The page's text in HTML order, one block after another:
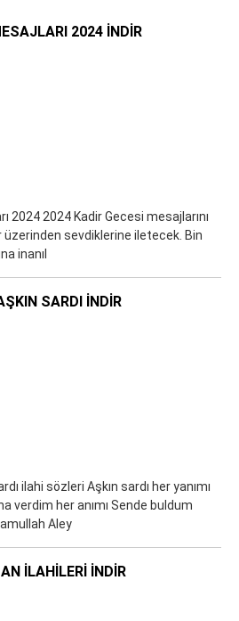
2024 İNDIR
2024 2024 Kadir Gecesi mesajlarını
sevdiklerine iletecek. Bin
inanıl
SARDI İNDIR
ilahi sözleri Aşkın sardı her yanımı
verdim her anımı Sende buldum
Aley
İLAHILERI İNDIR